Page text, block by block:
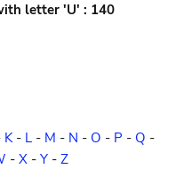
letter 'U' : 140
K- L- M - N - O - P - Q -
- X - Y - Z